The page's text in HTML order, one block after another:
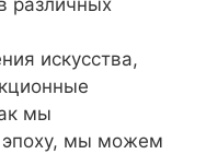
различных
искусства,
мы
эпоху, мы можем